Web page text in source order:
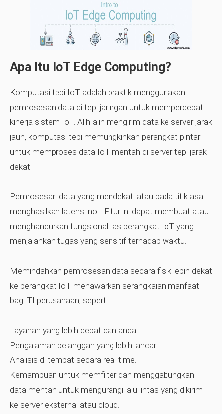
Apa Itu IoT Edge Computing?
Komputasi tepi IoT adalah praktik menggunakan
pemrosesan data di tepi jaringan untuk mempercepat
kinerja sistem IoT. Alih-alih mengirim data ke server jarak
jauh, komputasi tepi memungkinkan perangkat pintar
untuk memproses data IoT mentah di server tepi jarak
dekat.
Pemrosesan data yang mendekati atau pada titik asal
menghasilkan latensi nol . Fitur ini dapat membuat atau
menghancurkan fungsionalitas perangkat IoT yang
menjalankan tugas yang sensitif terhadap waktu.
Memindahkan pemrosesan data secara fisik lebih dekat
ke perangkat IoT menawarkan serangkaian manfaat
bagi TI perusahaan, seperti:
Layanan yang lebih cepat dan andal.
Pengalaman pelanggan yang lebih lancar.
Analisis di tempat secara real-time.
Kemampuan untuk memfilter dan menggabungkan
data mentah untuk mengurangi lalu lintas yang dikirim
ke server eksternal atau cloud.